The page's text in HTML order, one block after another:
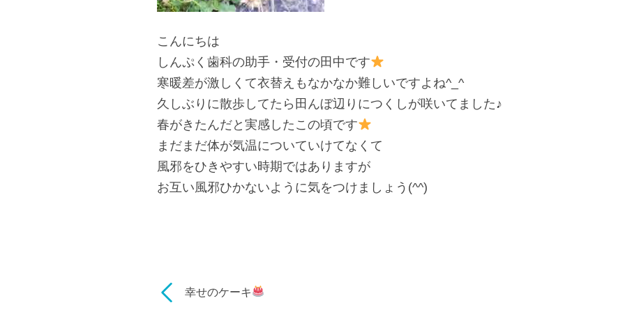
こんにちは
しんぷく歯科の助手・受付の田中です
寒暖差が激しくて衣替えもなかなか難しいですよね^_^
久しぶりに散歩してたら田んぼ辺りにつくしが咲いてました♪
春がきたんだと実感したこの頃です
まだまだ体が気温についていけてなくて
風邪をひきやすい時期ではありますが
お互い風邪ひかないように気をつけましょう(^^)
幸せのケーキ